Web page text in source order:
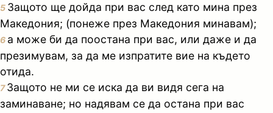
5 Защото ще дойда при вас след като мина през
Македония; (понеже през Македония минавам);
6 а може би да поостана при вас, или даже и да
презимувам, за да ме изпратите вие на където
отида.
7Защото не ми се иска да ви видя сега на
заминаване; но надявам се да остана при вас